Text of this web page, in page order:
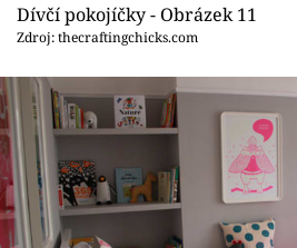
Dívčí pokojíčky - Obrázek 11
Zdroj: thecraftingchicks.com